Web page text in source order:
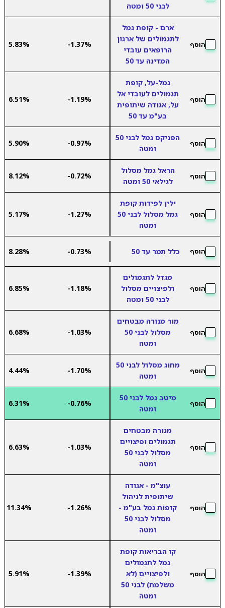
לבני 50 ומטה
הוסף
ארם - קופת גמל
לתגמולים של ארגון
הרופאים עובדי
המדינה עד 50
-1.37%
5.83%
הוסף
גמל-על, קופת
תגמולים לעובדי אל
על, אגודה שיתופית
בע"מ עד 50
-1.19%
6.51%
הוסף
הפניקס גמל לבני 50
ומטה
-0.97%
5.90%
הוסף
הראל גמל מסלול
לגילאי 50 ומטה
-0.72%
8.12%
הוסף
ילין לפידות קופת
גמל מסלול לבני 50
ומטה
-1.27%
5.17%
הוסף כלל תמר עד 50 -0.73%
8.28%
הוסף
מגדל לתגמולים
ולפיצויים מסלול
לבני 50 ומטה
-1.18%
6.85%
הוסף
מור מנורה מבטחים
מסלול לבני 50
ומטה
-1.03%
6.68%
הוסף
מחוג מסלול לבני 50
ומטה
-1.70%
4.44%
הוסף
מיטב גמל לבני 50
ומטה
-0.76%
6.31%
הוסף
מנורה מבטחים
תגמולים ופיצויים
מסלול לבני 50
ומטה
-1.03%
6.63%
הוסף
עוצ"מ - אגודה
שיתופית לניהול
קופות גמל בע"מ -
מסלול לבני 50
ומטה
-1.26%
11.34%
הוסף
קו הבריאות קופת
גמל לתגמולים
ולפיצויים (לא
משלמת) לבני 50
ומטה
-1.39%
5.91%